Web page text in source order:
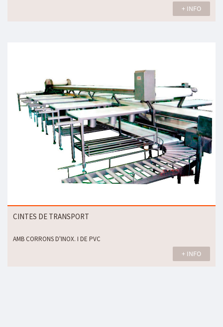
+ INFO
CINTES DE TRANSPORT
AMB CORRONS D'INOX. I DE PVC
+ INFO